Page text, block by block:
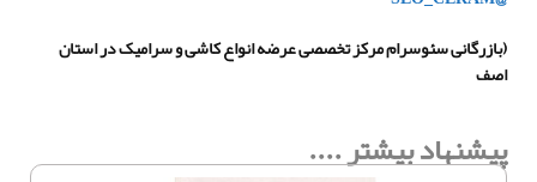
(بازرگانی سئوسرام مرکز تخصصی عرضه انواع کاشی و سرامیک در استان
اصف
پیشنهاد بیشتر ....